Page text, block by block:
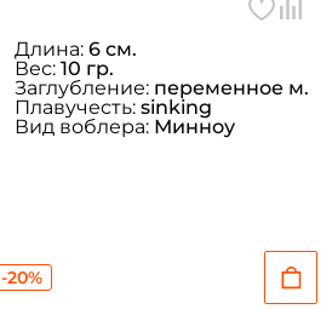
-20%
Длина: 6 см.
Вес: 10 гр.
Заглубление: переменное м.
Плавучесть: sinking
Вид воблера: Минноу